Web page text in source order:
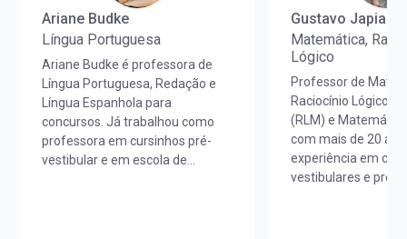
Ariane Budke
Língua Portuguesa
Ariane Budke é professora de
Língua Portuguesa, Redação e
Língua Espanhola para
concursos. Já trabalhou como
professora em cursinhos pré-
vestibular e em escola de
Gustavo
Matemática,
Lógico
Professor de
Raciocínio Lógico
(RLM) e
com mais de 20
experiência em
vestibulares e